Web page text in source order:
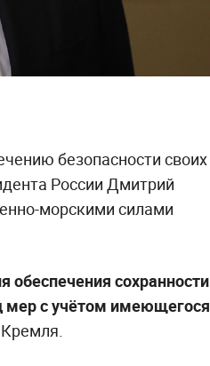
безопасности своих
России Дмитрий
морскими силами
обеспечения сохранности
мер с учётом имеющегося
Кремля.